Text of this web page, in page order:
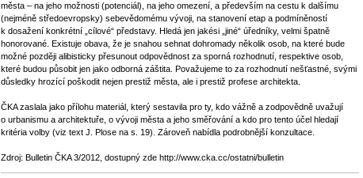
města – na jeho možnosti (potenciál), na jeho omezení, a především na cestu k dalšímu
(nejméně středoevropsky) sebevědomému vývoji, na stanovení etap a podmíněností
k dosažení konkrétní „cílové“ představy. Hledá jen jakési „jiné“ úředníky, velmi špatně
honorované. Existuje obava, že je snahou sehnat dohromady několik osob, na které bude
možné později alibisticky přesunout odpovědnost za sporná rozhodnutí, respektive osob,
které budou působit jen jako odborná záštita. Považujeme to za rozhodnutí nešťastné, svými
důsledky hrozící poškodit nejen prestiž města, ale i prestiž profese architekta.
ČKA zaslala jako přílohu materiál, který sestavila pro ty, kdo vážně a zodpovědně uvažují
o urbanismu a architektuře, o vývoji města a jeho směřování a kdo pro tento účel hledají
kritéria volby (viz text J. Plose na s. 19). Zároveň nabídla podrobnější konzultace.
Zdroj: Bulletin ČKA 3/2012, dostupný zde http://www.cka.cc/ostatni/bulletin